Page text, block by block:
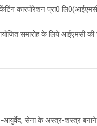
कारपोरेशन प्रा0
समारोह के लिये आईएमसी की
आयुर्वेद, सेना के अस्त्र-शस्त्र